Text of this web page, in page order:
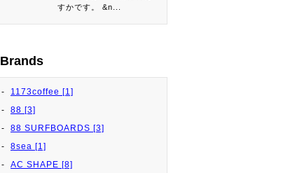
すかです。 &n...
Brands
1173coffee [1]
88 [3]
88 SURFBOARDS [3]
8sea [1]
AC SHAPE [8]